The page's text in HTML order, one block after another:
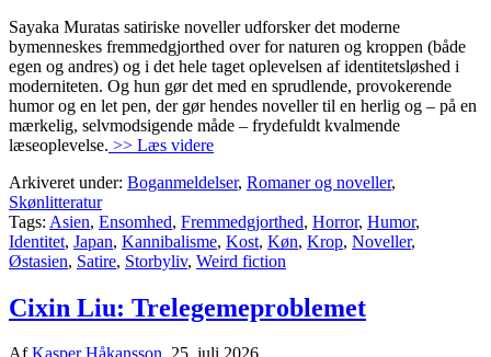
Sayaka Muratas satiriske noveller udforsker det moderne
bymenneskes fremmedgjorthed over for naturen og kroppen (både
egen og andres) og i det hele taget oplevelsen af identitetsløshed i
moderniteten. Og hun gør det med en sprudlende, provokerende
humor og en let pen, der gør hendes noveller til en herlig og – på en
mærkelig, selvmodsigende måde – frydefuldt kvalmende
læseoplevelse. >> Læs videre
Arkiveret under: Boganmeldelser, Romaner og noveller,
Skønlitteratur
Tags: Asien, Ensomhed, Fremmedgjorthed, Horror, Humor,
Identitet, Japan, Kannibalisme, Kost, Køn, Krop, Noveller,
Østasien, Satire, Storbyliv, Weird fiction
Cixin Liu: Trelegemeproblemet